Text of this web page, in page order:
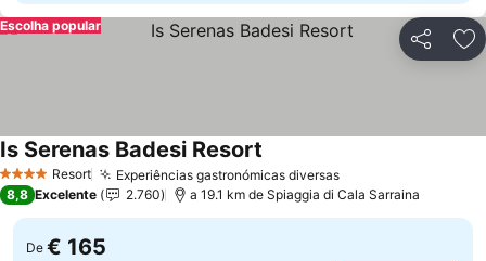
Partilhar
Escolha popular
4 EstrelasResort Experiências gastronómicas diversas
Is Serenas Badesi Resort
8,8 Excelente 2.760 a 19.1 km de Spiaggia di Cala Sarraina
De € 165